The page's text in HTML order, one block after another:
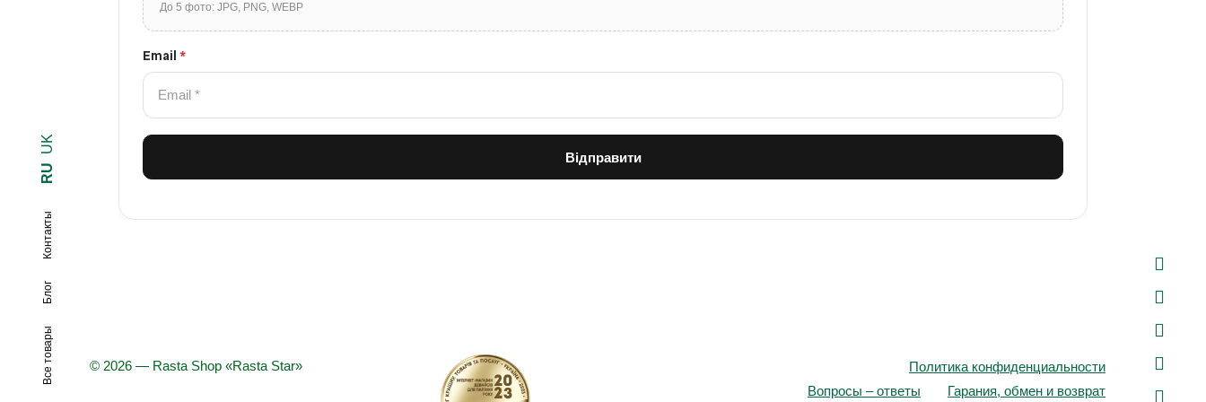
Все товары
Блог
Контакты
RU
UK
До 5 фото: JPG, PNG, WEBP
Email *
© 2026 — Rasta Shop «Rasta Star»
Политика конфиденциальности
Вопросы – ответы
Гарания, обмен и возврат